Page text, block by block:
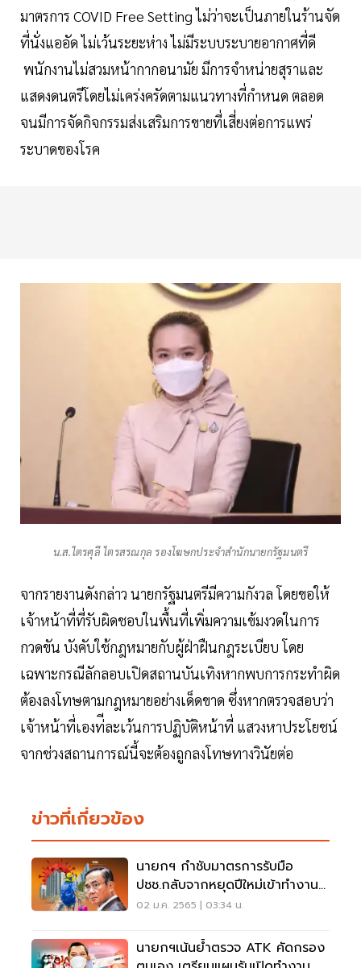
มาตรการ COVID Free Setting ไม่ว่าจะเป็นภายในร้านจัด
ที่นั่งแออัด ไม่เว้นระยะห่าง ไม่มีระบบระบายอากาศที่ดี
พนักงานไม่สวมหน้ากากอนามัย มีการจำหน่ายสุราและ
แสดงดนตรีโดยไม่เคร่งครัดตามแนวทางที่กำหนด ตลอด
จนมีการจัดกิจกรรมส่งเสริมการขายที่เสี่ยงต่อการแพร่
ระบาดของโรค
น.ส.ไตรศุลี ไตรสรณกุล รองโฆษกประจำสำนักนายกรัฐมนตรี
จากรายงานดังกล่าว นายกรัฐมนตรีมีความกังวล โดยขอให้
เจ้าหน้าที่ที่รับผิดชอบในพื้นที่เพิ่มความเข้มงวดในการ
กวดขัน บังคับใช้กฎหมายกับผู้ฝ่าฝืนกฎระเบียบ โดย
เฉพาะกรณีลักลอบเปิดสถานบันเทิงหากพบการกระทำผิด
ต้องลงโทษตามกฎหมายอย่างเด็ดขาด ซึ่งหากตรวจสอบว่า
เจ้าหน้าที่เองท่ีละเว้นการปฏิบัติหน้าที่ แสวงหาประโยชน์
จากช่วงสถานการณ์นี้จะต้องถูกลงโทษทางวินัยต่อ
ข่าวที่เกี่ยวข้อง
นายกฯ กำชับมาตรการรับมือ
ปชช.กลับจากหยุดปีใหม่เข้าทำงาน
เน้น WFH
02 ม.ค. 2565 | 03:34 น.
นายกฯเน้นย้ำตรวจ ATK คัดกรอง